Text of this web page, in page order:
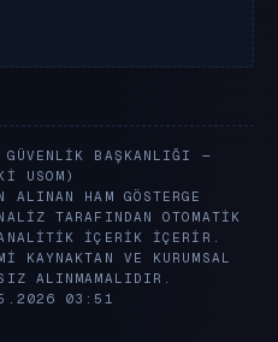
BAŞKANLIĞI —
USOM)
ALINAN HAM GÖSTERGE
TARAFINDAN OTOMATIK
IÇERIK IÇERIR.
KAYNAKTAN VE KURUMSAL
ALINMAMALIDIR.
03:51